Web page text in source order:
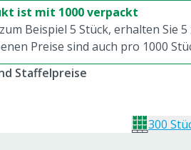
ist mit 1000 verpackt
Beispiel 5 Stück, erhalten Sie 5
Preise sind auch pro 1000
Staffelpreise
300